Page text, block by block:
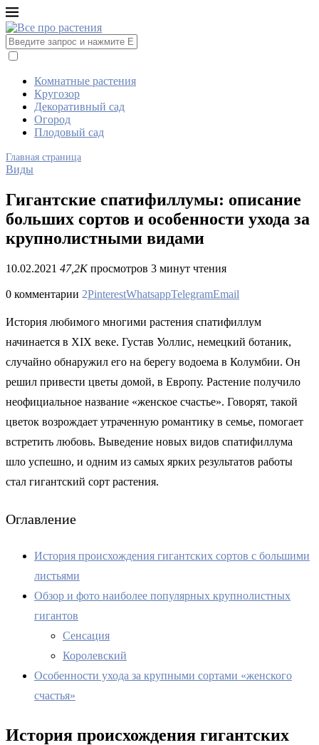
Комнатные растения
Кругозор
Декоративный сад
Огород
Плодовый сад
Главная страница
Виды
Гигантские спатифиллумы: описание
больших сортов и особенности ухода за
крупнолистными видами
10.02.2021 47,2Kпросмотров 3 минут чтения
0 комментарии 2PinterestWhatsappTelegramEmail
История любимого многими растения спатифиллум
начинается в XIX веке. Густав Уоллис, немецкий ботаник,
случайно обнаружил его на берегу водоема в Колумбии. Он
решил привести цветы домой, в Европу. Растение получило
неофициальное название «женское счастье». Говорят, такой
цветок возрождает утраченную романтику в семье, помогает
встретить любовь. Выведение новых видов спатифиллума
шло успешно, и одним из самых ярких результатов работы
стал гигантский сорт растения.
Оглавление
История происхождения гигантских сортов с большими
листьями
Обзор и фото наиболее популярных крупнолистных
гигантов
Сенсация
Королевский
Особенности ухода за крупными сортами «женского
счастья»
История происхождения гигантских